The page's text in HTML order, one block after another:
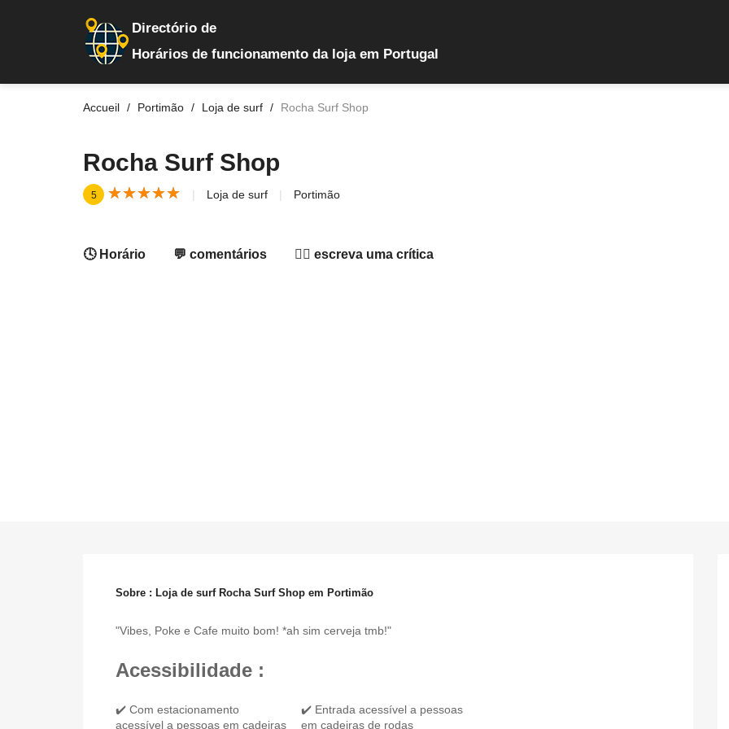
Directório de
Horários de funcionamento da loja em Portugal
Accueil Portimão Loja de surf Rocha Surf Shop
Rocha Surf Shop
5 ★★★★★
★★★★★ Loja de surf Portimão
🕓 Horário 💬 comentários ✍🏻 escreva uma crítica
Sobre : Loja de surf Rocha Surf Shop em Portimão
"Vibes, Poke e Cafe muito bom! *ah sim cerveja tmb!"
Acessibilidade :
✔️ Com estacionamento
acessível a pessoas em cadeiras
✔️ Entrada acessível a pessoas
em cadeiras de rodas